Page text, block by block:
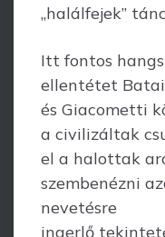
„halálfejek”
Itt fontos
ellentétet
és Giacometti
a civilizáltak
el a halottak
szembenézni
nevetésre
ingerlő